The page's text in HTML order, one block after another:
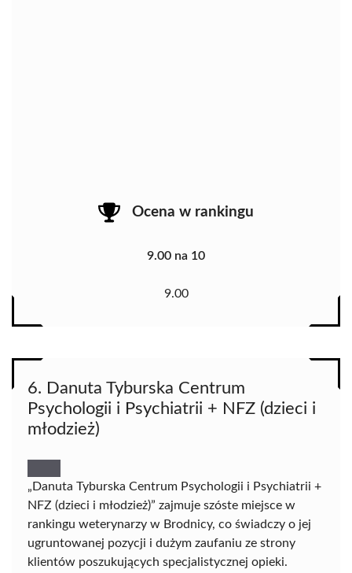
Ocena w rankingu
9.00 na 10
9.00
6. Danuta Tyburska Centrum
Psychologii i Psychiatrii + NFZ (dzieci i
młodzież)
„Danuta Tyburska Centrum Psychologii i Psychiatrii +
NFZ (dzieci i młodzież)” zajmuje szóste miejsce w
rankingu weterynarzy w Brodnicy, co świadczy o jej
ugruntowanej pozycji i dużym zaufaniu ze strony
klientów poszukujących specjalistycznej opieki.